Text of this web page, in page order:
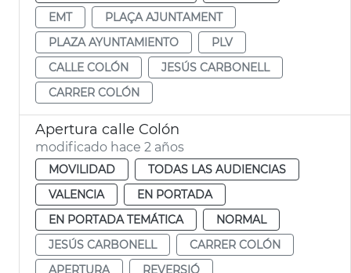
EMT
PLAÇA AJUNTAMENT
PLAZA AYUNTAMIENTO
PLV
CALLE COLÓN
JESÚS CARBONELL
CARRER COLÓN
Apertura calle Colón
modificado hace 2 años
MOVILIDAD
TODAS LAS AUDIENCIAS
VALENCIA
EN PORTADA
EN PORTADA TEMÁTICA
NORMAL
JESÚS CARBONELL
CARRER COLÓN
APERTURA
REVERSIÓ